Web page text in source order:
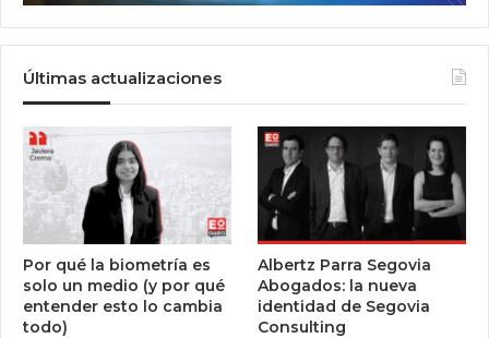
Últimas actualizaciones
Por qué la biometría es
solo un medio (y por qué
entender esto lo cambia
todo)
Albertz Parra Segovia
Abogados: la nueva
identidad de Segovia
Consulting